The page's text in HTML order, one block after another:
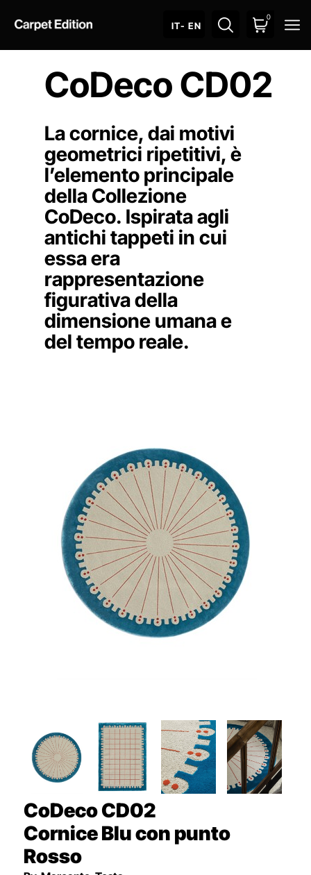
IT- EN
0
CoDeco CD02
La cornice, dai motivi
geometrici ripetitivi, è
l’elemento principale
della Collezione
CoDeco. Ispirata agli
antichi tappeti in cui
essa era
rappresentazione
figurativa della
dimensione umana e
del tempo reale.
CoDeco CD02
Cornice Blu con punto
Rosso